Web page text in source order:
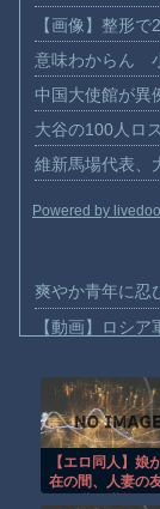
【画像】整形
意味わからん
中国大使館が
大谷の100人ロ
維新馬場代表、
Powered by
爽やか青年に忍
【動画】ロシ
【動画】よく
渡邊渚さん「
【動画】自動
【エロ同人】娘
在の間、人妻の